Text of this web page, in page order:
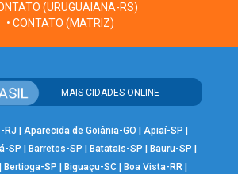
(URUGUAIANA-RS)
• CONTATO (MATRIZ)
MAIS CIDADES ONLINE
RJ Aparecida de Goiânia-GO Apiaí-SP
SP Barretos-SP Batatais-SP Bauru-SP
Bertioga-SP Biguaçu-SC Boa Vista-RR